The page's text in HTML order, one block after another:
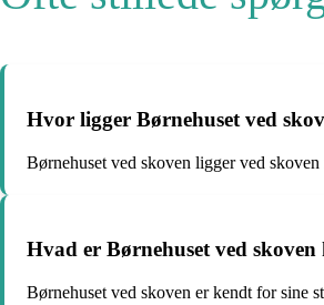
Hvor ligger Børnehuset ved
Børnehuset ved skoven ligger ved
Hvad er Børnehuset ved
Børnehuset ved skoven er kendt for sine